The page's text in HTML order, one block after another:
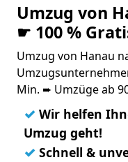
Umzug von
☛ 100 %
Umzug von Hanau
Min. ➨ Umzüge ab
✓ Wir helfen
Umzug geht!
✓ Schnell &